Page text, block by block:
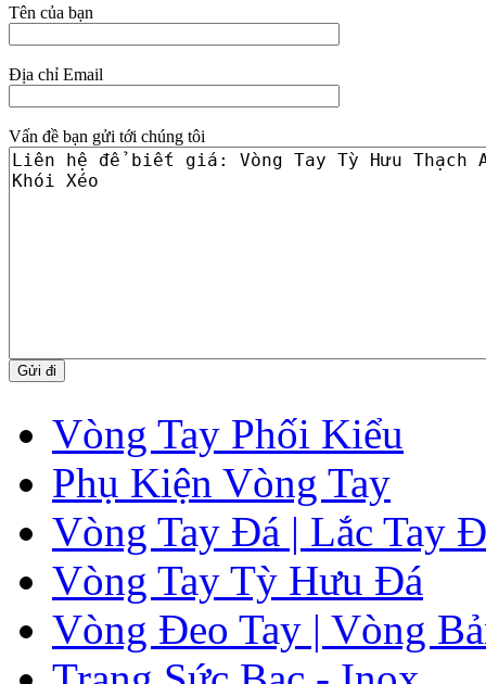
Tên của bạn
Địa chỉ Email
Vấn đề bạn gửi tới chúng tôi
Vòng Tay Phối Kiểu
Phụ Kiện Vòng Tay
Vòng Tay Đá | Lắc Tay
Vòng Tay Tỳ Hưu Đá
Vòng Đeo Tay | Vòng